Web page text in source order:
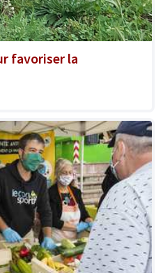
favoriser la